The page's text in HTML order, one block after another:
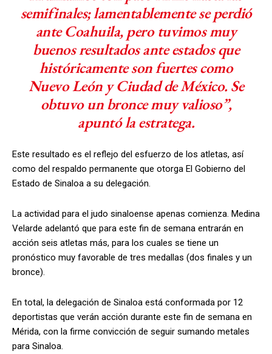
semifinales; lamentablemente se perdió
ante Coahuila, pero tuvimos muy
buenos resultados ante estados que
históricamente son fuertes como
Nuevo León y Ciudad de México. Se
obtuvo un bronce muy valioso”,
apuntó la estratega.
Este resultado es el reflejo del esfuerzo de los atletas, así
como del respaldo permanente que otorga El Gobierno del
Estado de Sinaloa a su delegación.
La actividad para el judo sinaloense apenas comienza. Medina
Velarde adelantó que para este fin de semana entrarán en
acción seis atletas más, para los cuales se tiene un
pronóstico muy favorable de tres medallas (dos finales y un
bronce).
En total, la delegación de Sinaloa está conformada por 12
deportistas que verán acción durante este fin de semana en
Mérida, con la firme convicción de seguir sumando metales
para Sinaloa.